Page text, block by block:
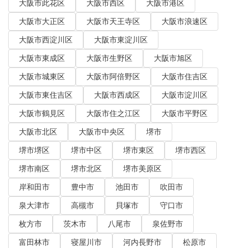
大阪市此花区
大阪市西区
大阪市港区
大阪市大正区
大阪市天王寺区
大阪市浪速区
大阪市西淀川区
大阪市東淀川区
大阪市東成区
大阪市生野区
大阪市旭区
大阪市城東区
大阪市阿倍野区
大阪市住吉区
大阪市東住吉区
大阪市西成区
大阪市淀川区
大阪市鶴見区
大阪市住之江区
大阪市平野区
大阪市北区
大阪市中央区
堺市
堺市堺区
堺市中区 堺市東区
堺市西区
堺市南区
堺市北区
堺市美原区
岸和田市
豊中市 池田市
吹田市
泉大津市
高槻市 貝塚市
守口市
枚方市
茨木市 八尾市
泉佐野市
富田林市
寝屋川市 河内長野市
松原市